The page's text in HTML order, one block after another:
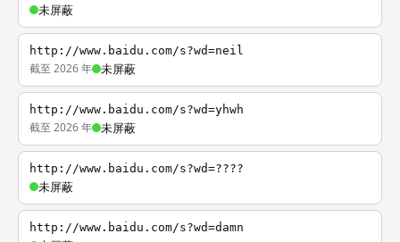
未屏蔽
http://www.baidu.com/s?wd=neil
截至 2026 年 未屏蔽
http://www.baidu.com/s?wd=yhwh
截至 2026 年 未屏蔽
http://www.baidu.com/s?wd=????
未屏蔽
http://www.baidu.com/s?wd=damn